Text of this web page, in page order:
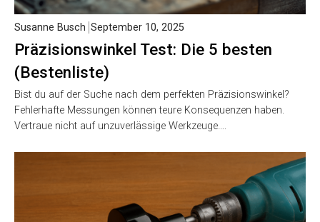
Präzisionswinkel Test: Die 5 besten
(Bestenliste)
Susanne Busch September 10, 2025
Bist du auf der Suche nach dem perfekten Präzisionswinkel?
Fehlerhafte Messungen können teure Konsequenzen haben.
Vertraue nicht auf unzuverlässige Werkzeuge….